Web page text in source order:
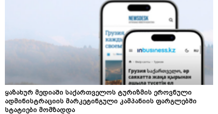
ყაზახურ მედიაში საქართველოს ტურიზმის ეროვნული
ადმინისტრაციის მარკეტინგული კამპანიის ფარგლებში
სტატიები მომზადდა